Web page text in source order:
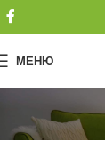
МЕНЮ